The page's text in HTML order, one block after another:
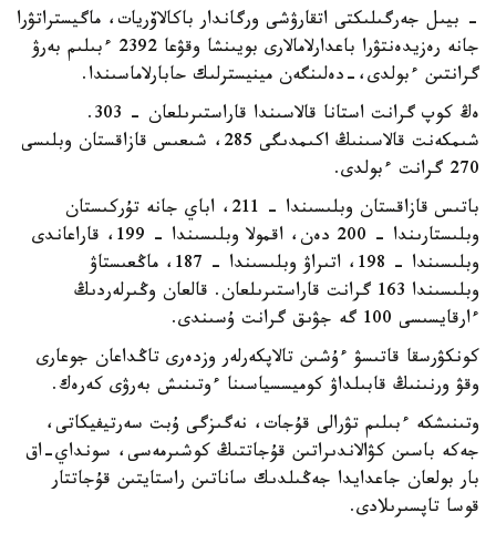
- بيىل جەرگىلىكتى اتقارۋشى ورگاندار باكالاۆريات، ماگيستراتۋرا
جانە رەزيدەنتۋرا باعدارلامالارى بويىنشا وقۋعا 2392 ءبىلىم بەرۋ
گرانتىن ءبولدى،-دەلىنگەن مينيسترلىك حابارلاماسىندا.
ەڭ كوپ گرانت استانا قالاسىندا قاراستىرىلعان - 303.
شىمكەنت قالاسىنىڭ اكىمدىگى 285، شىعىس قازاقستان وبلىسى
270 گرانت ءبولدى.
باتىس قازاقستان وبلىسىندا – 211، اباي جانە تۇركىستان
وبلىستارىندا – 200 دەن، اقمولا وبلىسىندا – 199، قاراعاندى
وبلىسىندا – 198، اتىراۋ وبلىسىندا – 187، ماڭعىستاۋ
وبلىسىندا 163 گرانت قاراستىرىلعان. قالعان وڭىرلەردىڭ
ءارقايسىسى 100 گە جۋىق گرانت ۇسىندى.
كونكۋرسقا قاتىسۋ ءۇشىن تالاپكەرلەر وزدەرى تاڭداعان جوعارى
وقۋ ورنىنىڭ قابىلداۋ كوميسسياسىنا ءوتىنىش بەرۋى كەرەك.
وتىنىشكە ءبىلىم تۋرالى قۇجات، نەگىزگى ۇبت سەرتيفيكاتى،
جەكە باسىن كۋالاندىراتىن قۇجاتتىڭ كوشىرمەسى، سونداي-اق
بار بولعان جاعدايدا جەڭىلدىك ساناتىن راستايتىن قۇجاتتار
قوسا تاپسىرىلادى.